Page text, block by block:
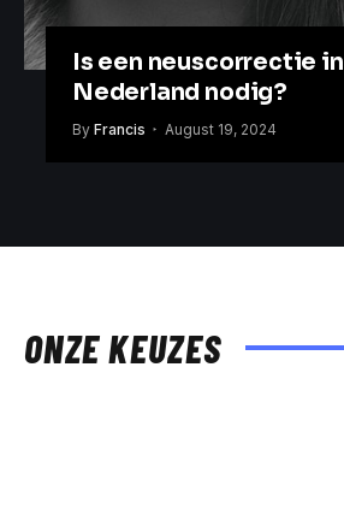
Is een neuscorrectie in
Nederland nodig?
By Francis August 19, 2024
ONZE KEUZES